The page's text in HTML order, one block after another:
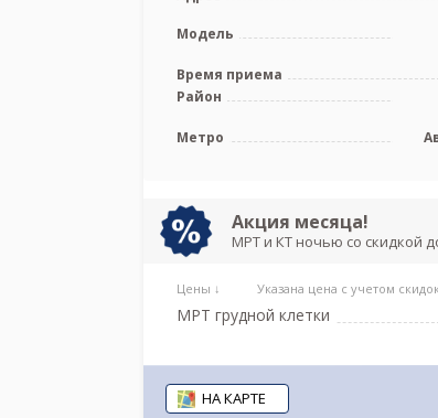
Модель
Время приема
Район
Метро
Акция месяца!
МРТ и КТ ночью со скидкой
Цены ↓ Указана цена с учетом
МРТ грудной клетки
НА КАРТЕ